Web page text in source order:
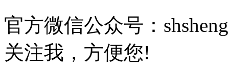
官方微信公众号：
关注我，方便您!